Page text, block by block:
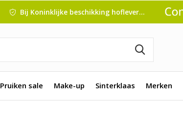
Pruiken sale Make-up Sinterklaas Merken
Bij Koninklijke beschikking hofleverancier